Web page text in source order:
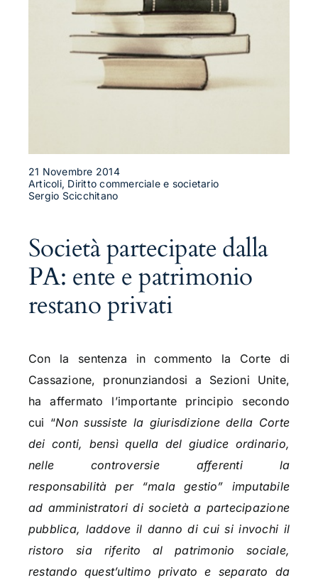
21 Novembre 2014
Articoli, Diritto commerciale e societario
Sergio Scicchitano
Società partecipate dalla
PA: ente e patrimonio
restano privati
Con la sentenza in commento la Corte di
Cassazione, pronunziandosi a Sezioni Unite,
ha affermato l’importante principio secondo
cui “Non sussiste la giurisdizione della Corte
dei conti, bensì quella del giudice ordinario,
nelle controversie afferenti la
responsabilità per “mala gestio” imputabile
ad amministratoridi società a partecipazione
pubblica, laddove il danno di cui si invochi il
ristoro sia riferito al patrimonio sociale,
restando quest’ultimo privato e separato da